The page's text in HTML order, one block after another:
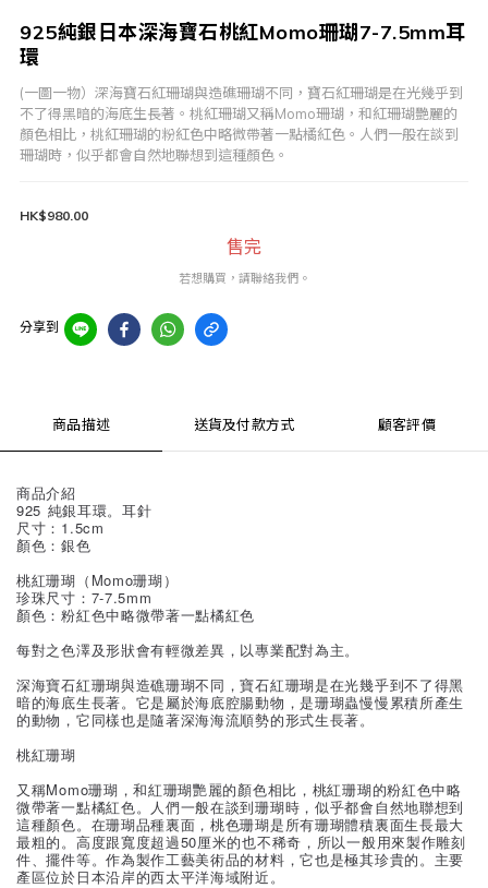
925純銀日本深海寶石桃紅Momo珊瑚7-7.5mm耳
環
(一圖一物）深海寶石紅珊瑚與造礁珊瑚不同，寶石紅珊瑚是在光幾乎到
不了得黑暗的海底生長著。桃紅珊瑚又稱Momo珊瑚，和紅珊瑚艷麗的
顏色相比，桃紅珊瑚的粉紅色中略微帶著一點橘紅色。人們一般在談到
珊瑚時，似乎都會自然地聯想到這種顏色。
HK$980.00
售完
若想購買，請聯絡我們。
分享到
商品描述 送貨及付款方式 顧客評價
商品介紹
925 純銀耳環。耳針
尺寸：1.5cm
顏色：銀色
桃紅珊瑚（Momo珊瑚）
珍珠尺寸：7-7.5mm
顏色：粉紅色中略微帶著一點橘紅色
每對之色澤及形狀會有輕微差異，以專業配對為主。
深海寶石紅珊瑚與造礁珊瑚不同，寶石紅珊瑚是在光幾乎到不了得黑
暗的海底生長著。它是屬於海底腔腸動物，是珊瑚蟲慢慢累積所產生
的動物，它同樣也是隨著深海海流順勢的形式生長著。
桃紅珊瑚
又稱Momo珊瑚，和紅珊瑚艷麗的顏色相比，桃紅珊瑚的粉紅色中略
微帶著一點橘紅色。人們一般在談到珊瑚時，似乎都會自然地聯想到
這種顏色。在珊瑚品種裏面，桃色珊瑚是所有珊瑚體積裏面生長最大
最粗的。高度跟寬度超過50厘米的也不稀奇，所以一般用來製作雕刻
件、擺件等。作為製作工藝美術品的材料，它也是極其珍貴的。主要
產區位於日本沿岸的西太平洋海域附近。